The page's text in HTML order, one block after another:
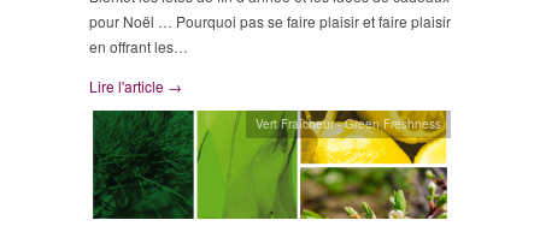
pour Noël … Pourquoi pas se faire plaisir et faire plaisir
en offrant les…
Lire l'article →
Vert Fraîcheur - Green Freshness